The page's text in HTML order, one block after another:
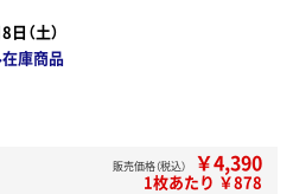
日（土）
庫商品
販売価格（税込） ￥4,390
1枚あたり ￥878